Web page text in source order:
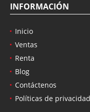
INFORMACIÓN
Inicio
Ventas
Renta
Blog
Contáctenos
Políticas de privacidad